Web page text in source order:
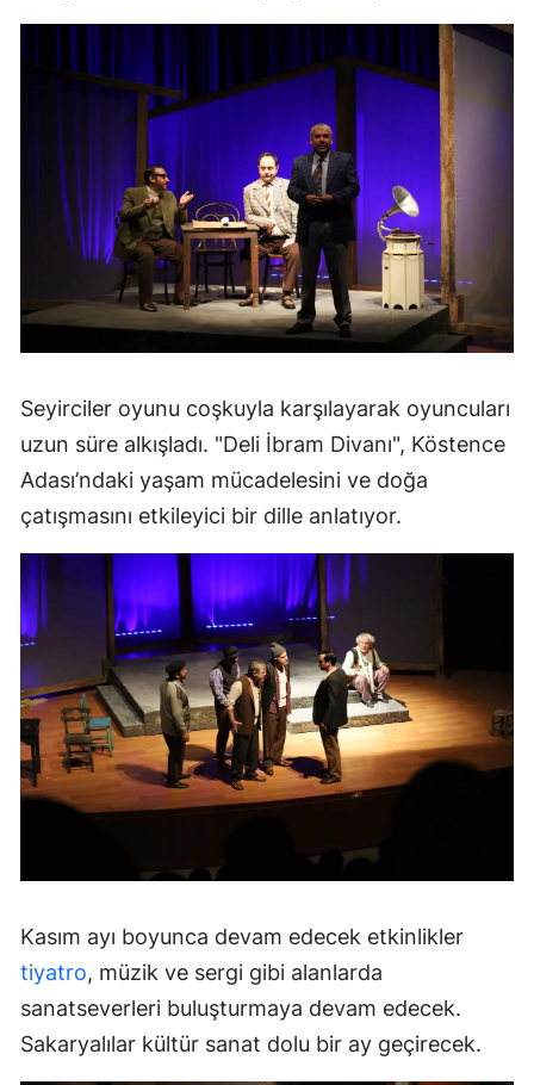
Seyirciler oyunu coşkuyla karşılayarak oyuncuları
uzun süre alkışladı. "Deli İbram Divanı", Köstence
Adası’ndaki yaşam mücadelesini ve doğa
çatışmasını etkileyici bir dille anlatıyor.
Kasım ayı boyunca devam edecek etkinlikler
tiyatro, müzik ve sergi gibi alanlarda
sanatseverleri buluşturmaya devam edecek.
Sakaryalılar kültür sanat dolu bir ay geçirecek.